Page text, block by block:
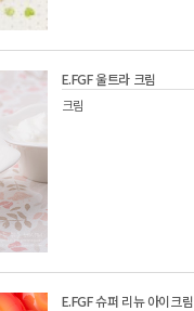
E.FGF 울트라 크림
크림
E.FGF 슈퍼 리뉴 아이크림